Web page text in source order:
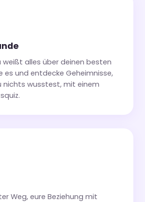
weißt alles über deinen besten
es und entdecke Geheimnisse,
nichts wusstest, mit einem
Weg, eure Beziehung mit